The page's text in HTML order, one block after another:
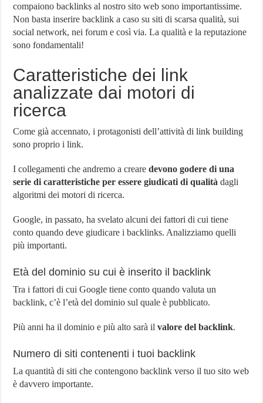
compaiono backlinks al nostro sito web sono importantissime.
Non basta inserire backlink a caso su siti di scarsa qualità, sui
social network, nei forum e così via. La qualità e la reputazione
sono fondamentali!
Caratteristiche dei link
analizzate dai motori di
ricerca
Come già accennato, i protagonisti dell’attività di link building
sono proprio i link.
I collegamenti che andremo a crearedevono godere di una
serie di caratteristiche per essere giudicati di qualità dagli
algoritmi dei motori di ricerca.
Google, in passato, ha svelato alcuni dei fattori di cui tiene
conto quando deve giudicare i backlinks. Analizziamo quelli
più importanti.
Età del dominio su cui è inserito il backlink
Tra i fattori di cui Google tiene conto quando valuta un
backlink, c’è l’età del dominio sul quale è pubblicato.
Più anni ha il dominio e più alto sarà ilvalore del backlink.
Numero di siti contenenti i tuoi backlink
La quantità di siti che contengono backlink verso il tuo sito web
è davvero importante.